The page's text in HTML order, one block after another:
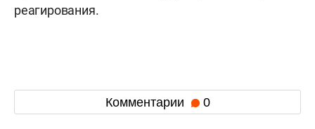
реагирования.
Комментарии 0